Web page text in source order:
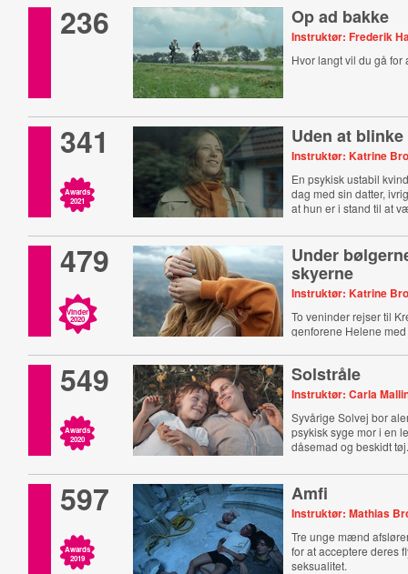
236 Op ad bakke
Instruktør: Frederik
Hvor langt vil du gå for
341
Awards
2021
Uden at blinke
Instruktør: Katrine
En psykisk ustabil
dag med sin datter,
at hun er i stand til at
479
Vinder
2020
Under
skyerne
Instruktør: Katrine
To veninder rejser til
genforene Helene
549
Awards
2020
Solstråle
Instruktør: Carla
Syvårige Solvej bor
psykisk syge mor i en
dåsemad og beskidt
597
Awards
2019
Amfi
Instruktør: Mathias
Tre unge mænd
for at acceptere deres
seksualitet.